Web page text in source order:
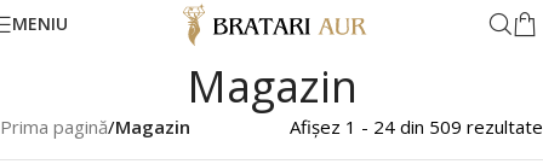
MENIU
Magazin
Prima pagină/Magazin Afișez 1 - 24 din 509 rezultate